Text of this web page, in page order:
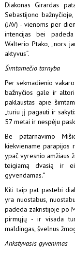
Diakonas Girardas
Sebastijono
(JAV) - vienoms per
intencijas bei
Walterio Ptako, „nors
aktyvus“.
Šimtamečio tarnyba
Per sekmadienio
bažnyčios gale ir
paklaustas apie
„turiu jį pagauti ir
57 metai ir nespėju
Be patarnavimo
kiekviename parapijos
ypač vyresnio amžiaus
teigiamą dvasią ir
gyvendamas.“
Kiti taip pat pastebi
yra nuostabus,
padeda zakristijoje po
pirmųjų - ir visada
maldingas, švelnus
Ankstyvasis gyvenimas